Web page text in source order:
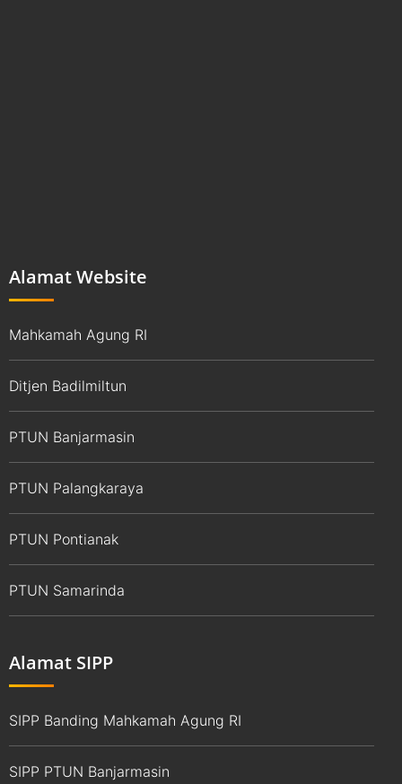
Alamat Website
Mahkamah Agung RI
Ditjen Badilmiltun
PTUN Banjarmasin
PTUN Palangkaraya
PTUN Pontianak
PTUN Samarinda
Alamat SIPP
SIPP Banding Mahkamah Agung RI
SIPP PTUN Banjarmasin